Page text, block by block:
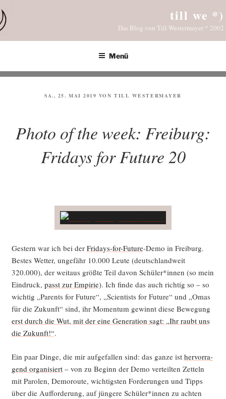
Inhalt
springen
till we *)
Das Blog von Till Westermayer * 2002
Menü
VERÖFFENTLICHT
SA., 25. MAI 2019 VON TILL WESTERMAYER
Photo of the week: Freiburg:
Fridays for Future 20
Ges­tern war ich bei der Fri­days-for-Future-Demo in Frei­burg.
Bes­tes Wet­ter, unge­fähr 10.000 Leu­te (deutsch­land­weit
320.000), der weit­aus größ­te Teil davon Schüler*innen (so mein
Ein­druck, passt zur Empi­rie). Ich fin­de das auch rich­tig so – so
wich­tig „Par­ents for Future“, „Sci­en­tists for Future“ und „Omas
für die Zukunft“ sind, ihr Momen­tum gewinnt die­se Bewe­gung
erst durch die Wut, mit der eine Gene­ra­ti­on sagt: „Ihr raubt uns
die Zukunft!“.
Ein paar Din­ge, die mir auf­ge­fal­len sind: das gan­ze ist her­vor­ra­
gend orga­ni­siert– von zu Beginn der Demo ver­teil­ten Zet­teln
mit Paro­len, Demo­rou­te, wich­tigs­ten For­de­run­gen und Tipps
über die Auf­for­de­rung, auf jün­ge­re Schüler*innen zu ach­ten